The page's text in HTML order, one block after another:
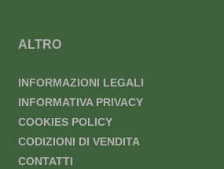
ALTRO
INFORMAZIONI LEGALI
INFORMATIVA PRIVACY
COOKIES POLICY
CODIZIONI DI VENDITA
CONTATTI